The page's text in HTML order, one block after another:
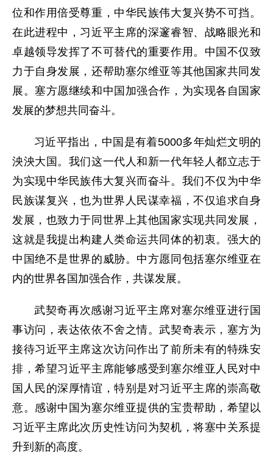
位和作用倍受尊重，中华民族伟大复兴势不可挡。
在此进程中，习近平主席的深邃睿智、战略眼光和
卓越领导发挥了不可替代的重要作用。中国不仅致
力于自身发展，还帮助塞尔维亚等其他国家共同发
展。塞方愿继续和中国加强合作，为实现各自国家
发展的梦想共同奋斗。
习近平指出，中国是有着5000多年灿烂文明的
泱泱大国。我们这一代人和新一代年轻人都立志于
为实现中华民族伟大复兴而奋斗。我们不仅为中华
民族谋复兴，也为世界人民谋幸福，不仅追求自身
发展，也致力于同世界上其他国家实现共同发展，
这就是我提出构建人类命运共同体的初衷。强大的
中国绝不是世界的威胁。中方愿同包括塞尔维亚在
内的世界各国加强合作，共谋发展。
武契奇再次感谢习近平主席对塞尔维亚进行国
事访问，表达依依不舍之情。武契奇表示，塞方为
接待习近平主席这次访问作出了前所未有的特殊安
排，希望习近平主席能够感受到塞尔维亚人民对中
国人民的深厚情谊，特别是对习近平主席的崇高敬
意。感谢中国为塞尔维亚提供的宝贵帮助，希望以
习近平主席此次历史性访问为契机，将塞中关系提
升到新的高度。